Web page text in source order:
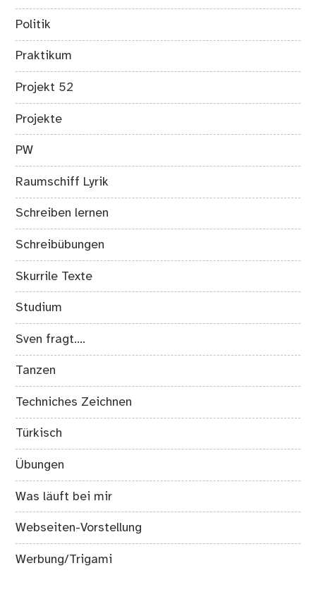
Politik
Praktikum
Projekt 52
Projekte
PW
Raumschiff Lyrik
Schreiben lernen
Schreibübungen
Skurrile Texte
Studium
Sven fragt….
Tanzen
Techniches Zeichnen
Türkisch
Übungen
Was läuft bei mir
Webseiten-Vorstellung
Werbung/Trigami